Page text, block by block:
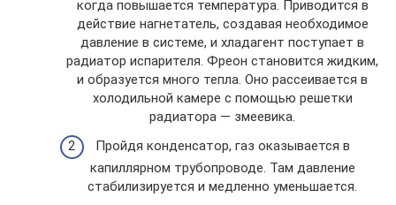
когда повышается температура. Приводится в
действие нагнетатель, создавая необходимое
давление в системе, и хладагент поступает в
радиатор испарителя. Фреон становится жидким,
и образуется много тепла. Оно рассеивается в
холодильной камере с помощью решетки
радиатора — змеевика.
Пройдя конденсатор, газ оказывается в
капиллярном трубопроводе. Там давление
стабилизируется и медленно уменьшается.